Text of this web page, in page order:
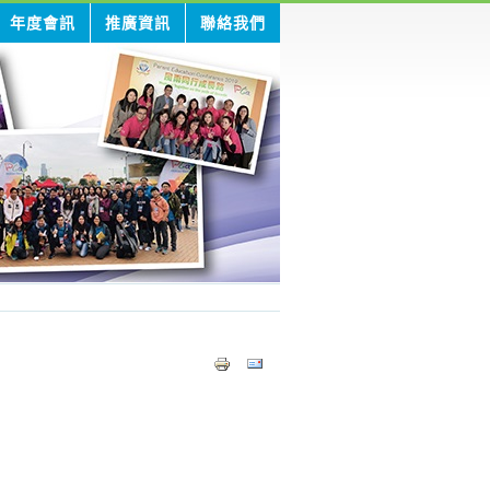
年度會訊 推廣資訊 聯絡我們